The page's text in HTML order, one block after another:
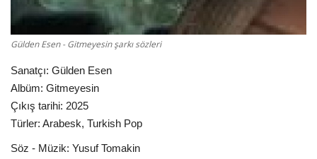
Gülden Esen - Gitmeyesin şarkı sözleri
Sanatçı: Gülden Esen
Albüm: Gitmeyesin
Çıkış tarihi: 2025
Türler: Arabesk, Turkish Pop
Söz - Müzik: Yusuf Tomakin